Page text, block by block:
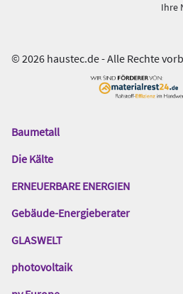
Ihre
© 2026 haustec.de - Alle Rechte
Das
Gentner
Baumetall
Die Kälte
ERNEUERBARE ENERGIEN
Gebäude-Energieberater
GLASWELT
photovoltaik